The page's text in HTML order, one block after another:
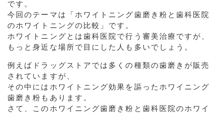
です。
今回のテーマは「ホワイトニング歯磨き粉と歯科医院
のホワイトニングの比較」です。
ホワイトニングとは歯科医院で行う審美治療ですが、
もっと身近な場所で目にした人も多いでしょう。
例えばドラッグストアでは多くの種類の歯磨きが販売
されていますが、
その中にはホワイトニング効果を謳ったホワイニング
歯磨き粉もあります。
さて、このホワイニング歯磨き粉と歯科医院のホワイ